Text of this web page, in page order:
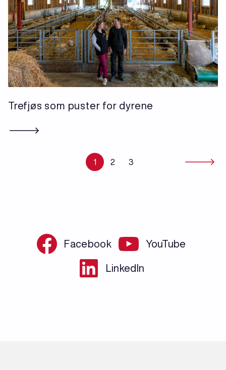
Trefjøs som puster for dyrene
1 2 3
Facebook YouTube
LinkedIn